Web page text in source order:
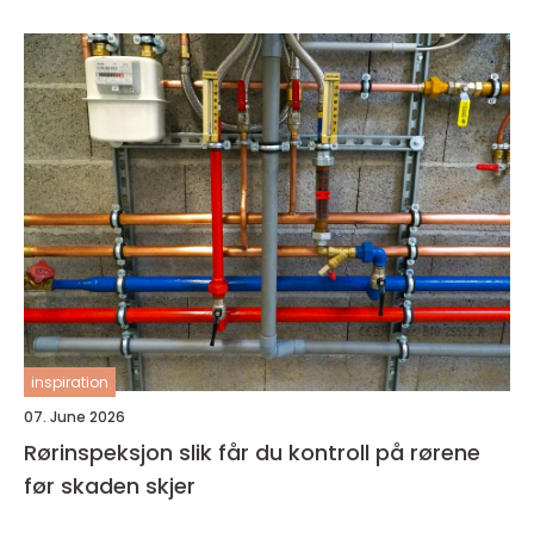
inspiration
07. June 2026
Rørinspeksjon slik får du kontroll på rørene
før skaden skjer